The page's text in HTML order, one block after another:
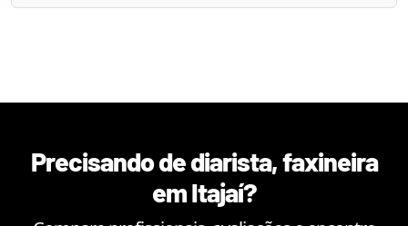
Precisando de diarista, faxineira
emItajaí?